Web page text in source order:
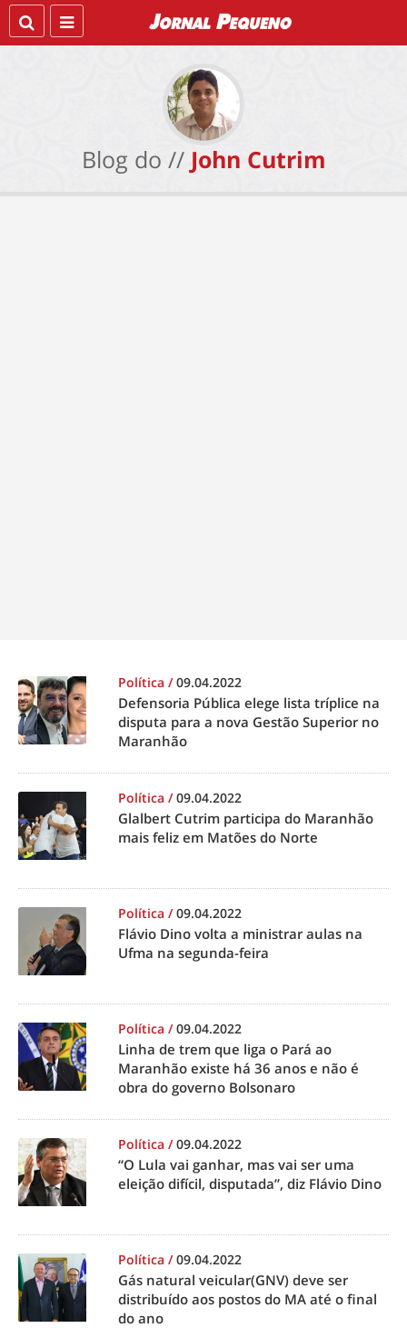
Blog do // John Cutrim
Política /09.04.2022
Defensoria Pública elege lista tríplice na
disputa para a nova Gestão Superior no
Maranhão
Política /09.04.2022
Glalbert Cutrim participa do Maranhão
mais feliz em Matões do Norte
Política /09.04.2022
Flávio Dino volta a ministrar aulas na
Ufma na segunda-feira
Política /09.04.2022
Linha de trem que liga o Pará ao
Maranhão existe há 36 anos e não é
obra do governo Bolsonaro
Política /09.04.2022
“O Lula vai ganhar, mas vai ser uma
eleição difícil, disputada”, diz Flávio Dino
Política /09.04.2022
Gás natural veicular(GNV) deve ser
distribuído aos postos do MA até o final
do ano